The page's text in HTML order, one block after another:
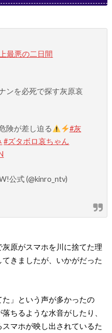
最悪の二日間
ンを必死で探す灰原哀
険が差し迫る
#灰
#ズタボロ哀ちゃん
公式 (@kinro_ntv)
原がスマホを川に捨てた理
きましたが、いかがだった
た」という声が多かったの
ちるような水音がしたり、
マホが映し出されているた